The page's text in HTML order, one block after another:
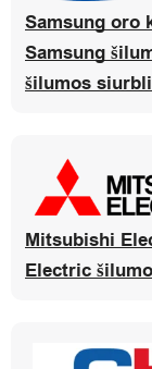
Samsung oro
Samsung
šilumos
Mitsubishi
Electric